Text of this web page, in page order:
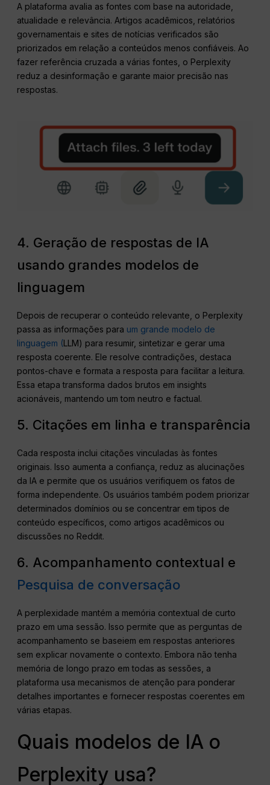
A plataforma avalia as fontes com base na autoridade,
atualidade e relevância. Artigos acadêmicos, relatórios
governamentais e sites de notícias verificados são
priorizados em relação a conteúdos menos confiáveis. Ao
fazer referência cruzada a várias fontes, o Perplexity
reduz a desinformação e garante maior precisão nas
respostas.
4. Geração de respostas de IA
usando grandes modelos de
linguagem
Depois de recuperar o conteúdo relevante, o Perplexity
passa as informações para um grande modelo de
linguagem (LLM) para resumir, sintetizar e gerar uma
resposta coerente. Ele resolve contradições, destaca
pontos-chave e formata a resposta para facilitar a leitura.
Essa etapa transforma dados brutos em insights
acionáveis, mantendo um tom neutro e factual.
5. Citações em linha e transparência
Cada resposta inclui citações vinculadas às fontes
originais. Isso aumenta a confiança, reduz as alucinações
da IA e permite que os usuários verifiquem os fatos de
forma independente. Os usuários também podem priorizar
determinados domínios ou se concentrar em tipos de
conteúdo específicos, como artigos acadêmicos ou
discussões no Reddit.
6. Acompanhamento contextual e
Pesquisa de conversação
A perplexidade mantém a memória contextual de curto
prazo em uma sessão. Isso permite que as perguntas de
acompanhamento se baseiem em respostas anteriores
sem explicar novamente o contexto. Embora não tenha
memória de longo prazo em todas as sessões, a
plataforma usa mecanismos de atenção para ponderar
detalhes importantes e fornecer respostas coerentes em
várias etapas.
Quais modelos de IA o
Perplexity usa?